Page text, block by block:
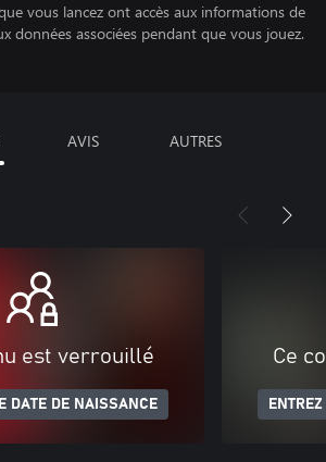
vous lancez ont accès aux informations de
données associées pendant que vous jouez.
AVIS AUTRES
est verrouillé
DATE DE NAISSANCE
Ce